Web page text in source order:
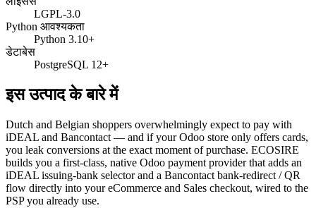
LGPL-3.0
Python आवश्यकता
Python 3.10+
डेटाबेस
PostgreSQL 12+
इस उत्पाद के बारे में
Dutch and Belgian shoppers overwhelmingly expect to pay with
iDEAL and Bancontact — and if your Odoo store only offers cards,
you leak conversions at the exact moment of purchase. ECOSIRE
builds you a first-class, native Odoo payment provider that adds an
iDEAL issuing-bank selector and a Bancontact bank-redirect / QR
flow directly into your eCommerce and Sales checkout, wired to the
PSP you already use.